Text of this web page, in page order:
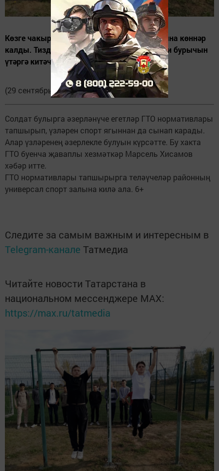
Көзге чакырылыш башланырга санаулы гына көннәр
калды. Тиздән районыбыз егетләре дә хәрби бурычын
үтәргә китәчәк.
(29 сентябрь, “Апастово-информ”).
Солдат булырга әзерләнүче егетләр ГТО нормативлары
тапшырып, үзләрен спорт ягыннан да сынап карады.
Алар үзләренең әзерлекле булуын күрсәтте. Бу хакта
ГТО буенча җаваплы хезмәткәр Марсель Хисамов
хәбәр итте.
ГТО нормативлары тапшырырга теләүчеләр районның
универсал спорт залына килә ала. 6+
Следите за самым важным и интересным в
Telegram-канале Татмедиа
Читайте новости Татарстана в
национальном мессенджере MАХ:
https://max.ru/tatmedia